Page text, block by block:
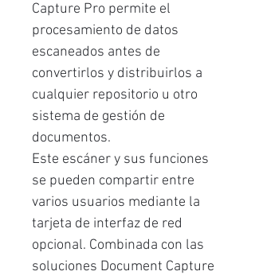
Capture Pro permite el
procesamiento de datos
escaneados antes de
convertirlos y distribuirlos a
cualquier repositorio u otro
sistema de gestión de
documentos.
Este escáner y sus funciones
se pueden compartir entre
varios usuarios mediante la
tarjeta de interfaz de red
opcional. Combinada con las
soluciones Document Capture